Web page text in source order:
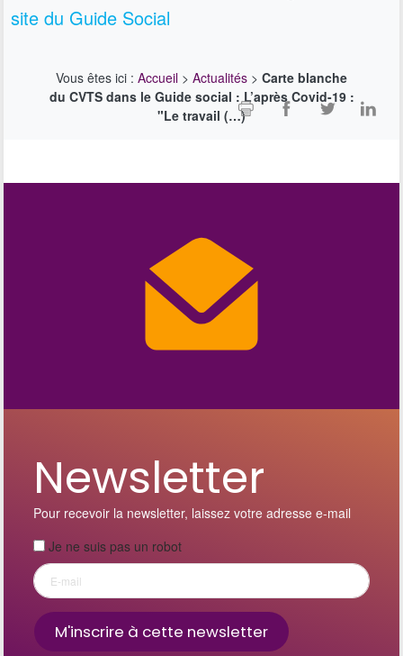
site du Guide Social
Vous êtes ici : Accueil > Actualités > Carte blanche
du CVTS dans le Guide social : L’après Covid-19 :
"Le travail (…)
Newsletter
Pour recevoir la newsletter, laissez votre adresse e-mail
Je ne suis pas un robot